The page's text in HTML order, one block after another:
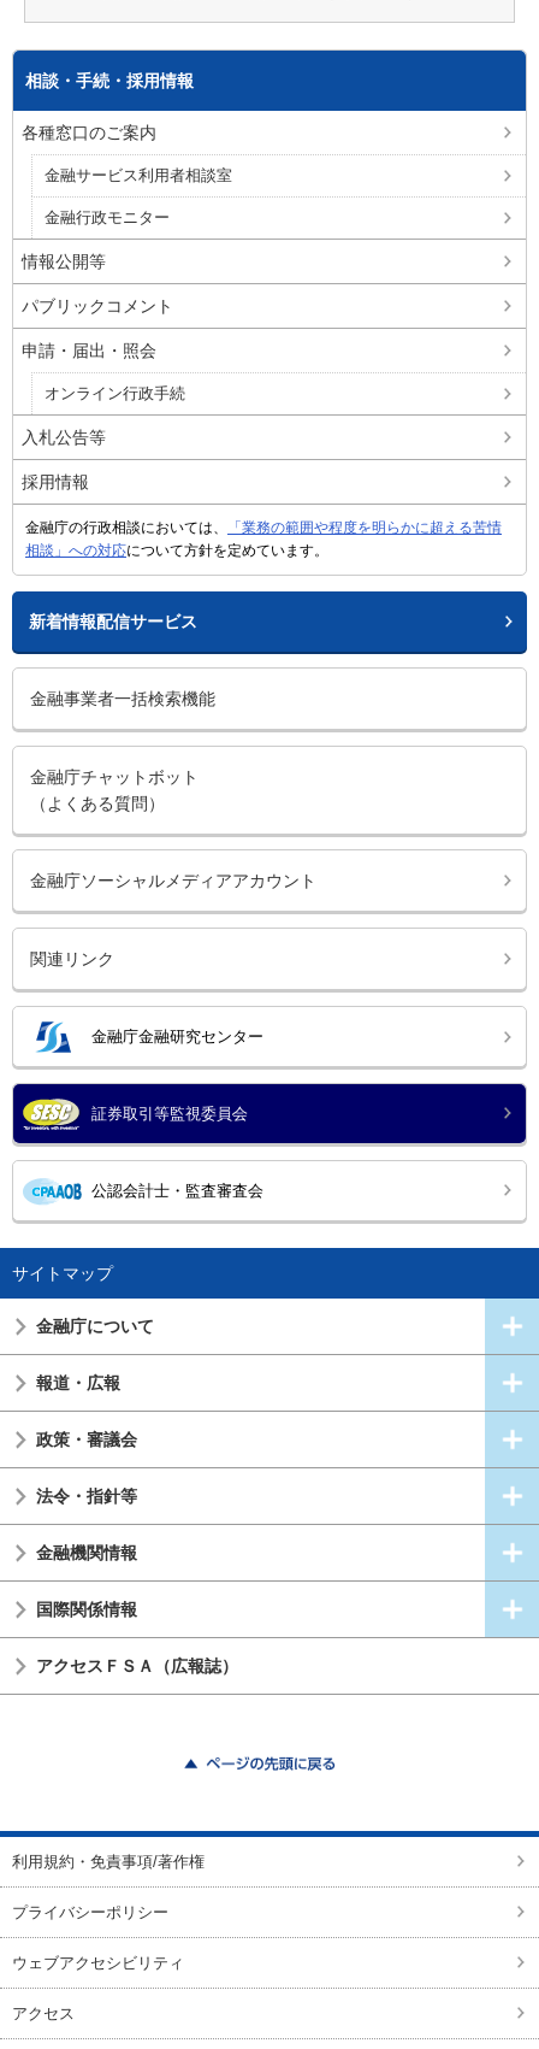
相談・手続・採用情報
各種窓口のご案内
金融サービス利用者相談室
金融行政モニター
情報公開等
パブリックコメント
申請・届出・照会
オンライン行政手続
入札公告等
採用情報
金融庁の行政相談においては、
「業務の範囲や程度を明らかに超える苦情
相談」への対応について方針を定めています。
新着情報配信サービス
金融事業者一括検索機能
金融庁チャットボット
（よくある質問）
金融庁ソーシャルメディアアカウント
関連リンク
金融庁金融研究センター
証券取引等監視委員会
公認会計士・監査審査会
サイトマップ
金融庁について
報道・広報
政策・審議会
法令・指針等
金融機関情報
国際関係情報
アクセスＦＳＡ（広報誌）
利用規約・免責事項/著作権
プライバシーポリシー
ウェブアクセシビリティ
アクセス